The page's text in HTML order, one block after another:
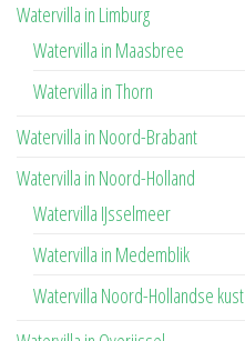
Watervilla in Limburg
Watervilla in Maasbree
Watervilla in Thorn
Watervilla in Noord-Brabant
Watervilla in Noord-Holland
Watervilla IJsselmeer
Watervilla in Medemblik
Watervilla Noord-Hollandse kust